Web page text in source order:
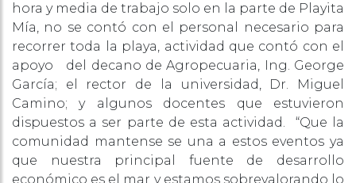
hora y media de trabajo solo en la parte de Playita
Mía, no se contó con el personal necesario para
recorrer toda la playa, actividad que contó con el
apoyo del decano de Agropecuaria, Ing. George
García; el rector de la universidad, Dr. Miguel
Camino; y algunos docentes que estuvieron
dispuestos a ser parte de esta actividad. “Que la
comunidad mantense se una a estos eventos ya
que nuestra principal fuente de desarrollo
económico es el mar y estamos sobrevalorando lo